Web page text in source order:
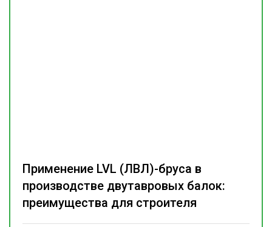
Применение LVL (ЛВЛ)-бруса в
производстве двутавровых балок:
преимущества для строителя